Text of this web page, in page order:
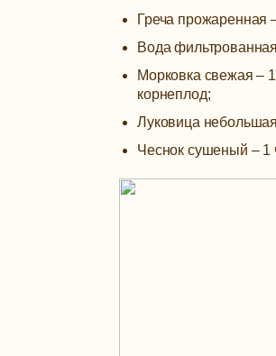
Греча прожаренная
Вода
Морковка свежая –
корнеплод;
Луковица
Чеснок сушеный – 1